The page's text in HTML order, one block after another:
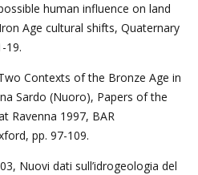
human influence on land
Age cultural shifts, Quaternary
19.
Contexts of the Bronze Age in
Sardo (Nuoro), Papers of the
Ravenna 1997, BAR
pp. 97-109.
Nuovi dati sull’idrogeologia del